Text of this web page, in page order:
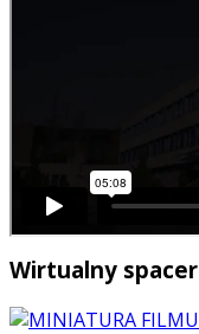
Wirtualny spacer